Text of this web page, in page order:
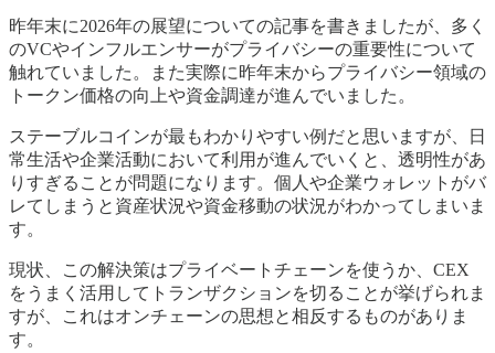
昨年末に2026年の展望についての記事を書きましたが、多く
のVCやインフルエンサーがプライバシーの重要性について
触れていました。また実際に昨年末からプライバシー領域の
トークン価格の向上や資金調達が進んでいました。
ステーブルコインが最もわかりやすい例だと思いますが、日
常生活や企業活動において利用が進んでいくと、透明性があ
りすぎることが問題になります。個人や企業ウォレットがバ
レてしまうと資産状況や資金移動の状況がわかってしまいま
す。
現状、この解決策はプライベートチェーンを使うか、CEX
をうまく活用してトランザクションを切ることが挙げられま
すが、これはオンチェーンの思想と相反するものがありま
す。